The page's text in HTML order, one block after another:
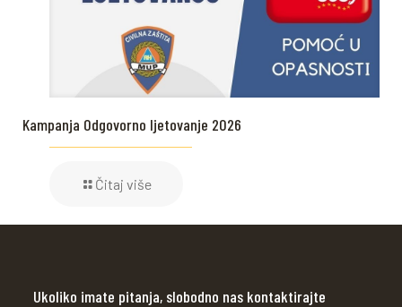
Kampanja Odgovorno ljetovanje 2026
Čitaj više
Ukoliko imate pitanja, slobodno nas kontaktirajte